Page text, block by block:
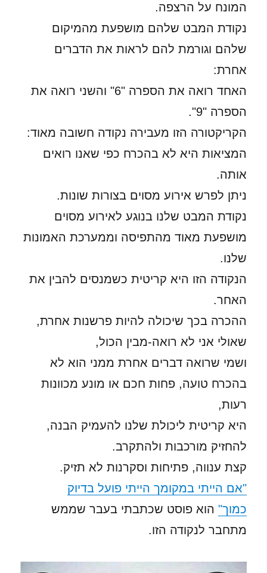
המונח על הרצפה.
נקודת המבט שלהם מושפעת מהמיקום
שלהם וגורמת להם לראות את הדברים
אחרת:
האחד רואה את הספרה "6" והשני רואה את
הספרה "9".
הקריקטורה הזו מעבירה נקודה חשובה מאוד:
המציאות היא לא בהכרח כפי שאנו רואים
אותה.
ניתן לפרש אירוע מסוים בצורות שונות.
נקודת המבט שלנו בנוגע לאירוע מסוים
מושפעת מאוד מהתפיסה וממערכת האמונות
שלנו.
הנקודה הזו היא קריטית כשמנסים להבין את
האחר.
ההכרה בכך שיכולה להיות פרשנות אחרת,
שאולי אני לא רואה-מבין הכול,
ושמי שרואה דברים אחרת ממני הוא לא
בהכרח טועה, פחות חכם או מונע מכוונות
רעות,
היא קריטית ליכולת שלנו להעמיק הבנה,
להחזיק מורכבות ולהתקרב.
קצת ענווה, פתיחות וסקרנות לא תזיק.
"אם הייתי במקומך הייתי פועל בדיוק
כמוך" הוא פוסט שכתבתי בעבר שממש
מתחבר לנקודה הזו.